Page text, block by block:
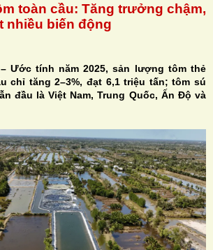
toàn cầu: Tăng trưởng chậm,
nhiều biến động
Ước tính năm 2025, sản lượng tôm thẻ
chỉ tăng 2–3%, đạt 6,1 triệu tấn; tôm sú
đầu là Việt Nam, Trung Quốc, Ấn Độ và